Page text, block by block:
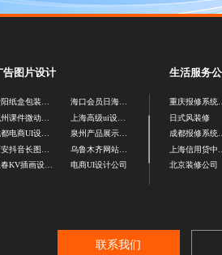
告图片设计
成都电商UI设计公司
长春KV插画设计公司
泉州产品展示长图设计
电商UI设计公司
生活服务公
重庆报修系统定制
日式风装修
成都报
北京装修公司
联系我们